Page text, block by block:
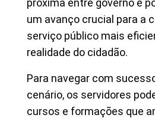
próxima entre governo e
um avanço crucial para a
serviço público mais
realidade do cidadão.
Para navegar com
cenário, os servidores
cursos e formações que